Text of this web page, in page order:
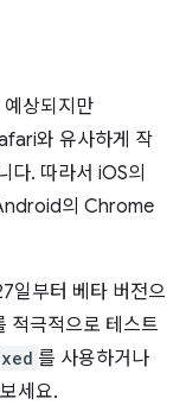
상되지만
와 유사하게 작
다. 따라서 iOS의
의 Chrome
일부터 베타 버전으
적극적으로 테스트
를 사용하거나
세요.